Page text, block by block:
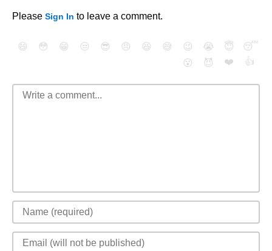
Please Sign In to leave a comment.
😄 😳 😁 😒 😎 😠 😆 😅 😉 😭 😇
😴
😮
😈 ❤️ 👍